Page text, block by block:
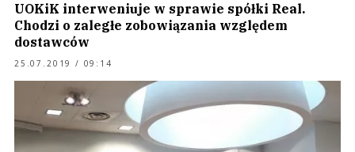
UOKiK interweniuje w sprawie spółki Real.
Chodzi o zaległe zobowiązania względem
dostawców
25.07.2019 / 09:14